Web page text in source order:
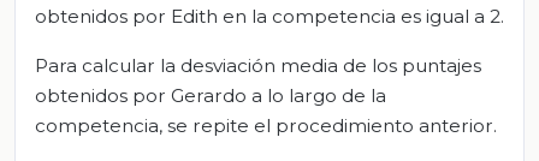
obtenidos por Edith en la competencia es igual a 2.
Para calcular la desviación media de los puntajes
obtenidos por Gerardo a lo largo de la
competencia, se repite el procedimiento anterior.